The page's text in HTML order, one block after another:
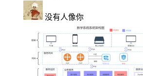
没有人像你